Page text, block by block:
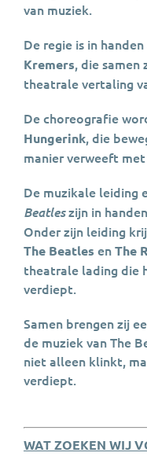
van muziek.
De regie is in handen
Kremers, die samen
theatrale vertaling
De choreografie
Hungerink, die
manier verweeft
De muzikale leiding
Beatleszijn in
Onder zijn leiding
The Beatles enThe
theatrale lading die
verdiept.
Samen brengen zij
de muziek van The
niet alleen klinkt,
verdiept.
WAT ZOEKEN WIJ